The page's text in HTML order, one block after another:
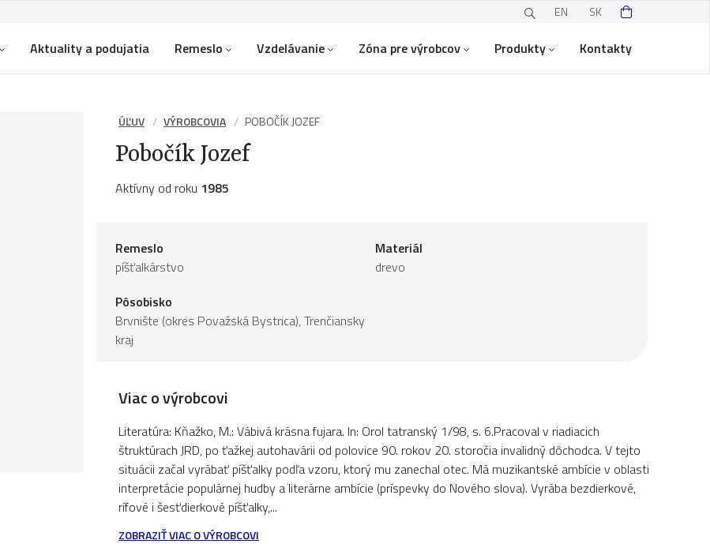
EN SK
Aktuality a podujatia Remeslo Vzdelávanie Zóna pre výrobcov Produkty Kontakty
ÚĽUV VÝROBCOVIA POBOČÍK JOZEF
Pobočík Jozef
Aktívny od roku 1985
Remeslo
píšťalkárstvo
Materiál
drevo
Pôsobisko
Brvnište (okres Považská Bystrica),Trenčiansky
kraj
Viac o výrobcovi
Literatúra: Kňažko, M.: Vábivá krásna fujara. In: Orol tatranský 1/98, s. 6.Pracoval v riadiacich
štruktúrach JRD, po ťažkej autohavárii od polovice 90. rokov 20. storočia invalidný dôchodca. V tejto
situácii začal vyrábať píšťalky podľa vzoru, ktorý mu zanechal otec. Má muzikantské ambície v oblasti
interpretácie populárnej hudby a literárne ambície (príspevky do Nového slova). Vyrába bezdierkové,
rífové i šesťdierkové píšťalky,...
ZOBRAZIŤ VIAC O VÝROBCOVI